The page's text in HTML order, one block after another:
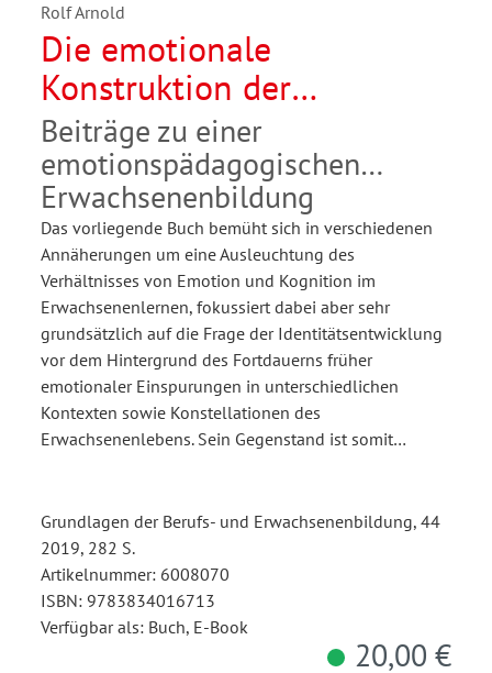
Rolf Arnold
Die emotionale
Konstruktion der
Wirklichkeit
Beiträge zu einer
emotionspädagogischen
Erwachsenenbildung
Das vorliegende Buch bemüht sich in verschiedenen
Annäherungen um eine Ausleuchtung des
Verhältnisses von Emotion und Kognition im
Erwachsenenlernen, fokussiert dabei aber sehr
grundsätzlich auf die Frage der Identitätsentwicklung
vor dem Hintergrund des Fortdauerns früher
emotionaler Einspurungen in unterschiedlichen
Kontexten sowie Konstellationen des
Erwachsenenlebens. Sein Gegenstand ist somit…
Grundlagen der Berufs- und Erwachsenenbildung, 44
2019, 282 S.
Artikelnummer: 6008070
ISBN: 9783834016713
Verfügbar als: Buch, E-Book
20,00 €